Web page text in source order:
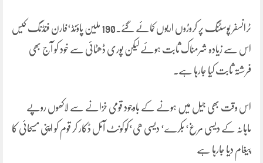
ٹرانسفر پوسٹنگ پر کروڑوں اربوں کمائے گئے۔190 ملین پاؤنڈ‘فارن فنڈنگ کیس
اس سے زیادہ شرمناک ثابت ہوئے لیکن پوری ڈھٹائی سے خود کو آج بھی
فرشتہ ثابت کیا جارہا ہے۔
اس وقت بھی جیل میں ہونے کے باوجود قومی خزانے سے لاکھوں روپے
ماہانہ کے دیسی مرغ‘ بکرے‘ دیسی ھی‘کوکونٹ آئل ڈکار کر قوم کو اپنی مسیحائی کا
پیغام دیا جارہا ہے